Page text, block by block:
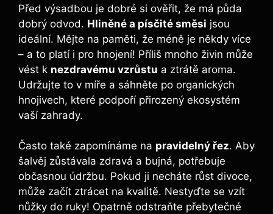
Před výsadbou je dobré si ověřit, že má půda
dobrý odvod. Hliněné a písčité směsi jsou
ideální. Mějte na paměti, že méně je někdy více
– a to platí i pro hnojení! Příliš mnoho živin může
vést k nezdravému vzrůstu a ztrátě aroma.
Udržujte to v míře a sáhněte po organických
hnojivech, které podpoří přirozený ekosystém
vaší zahrady.
Často také zapomínáme na pravidelný řez. Aby
šalvěj zůstávala zdravá a bujná, potřebuje
občasnou údržbu. Pokud ji necháte růst divoce,
může začít ztrácet na kvalitě. Nestyďte se vzít
nůžky do ruky! Opatrně odstraňte přebytečné